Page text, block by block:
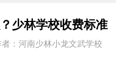
少林学校收费标准
：河南少林小龙文武学校